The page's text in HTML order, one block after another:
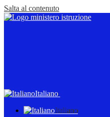
Salta al contenuto
Italiano
Italiano